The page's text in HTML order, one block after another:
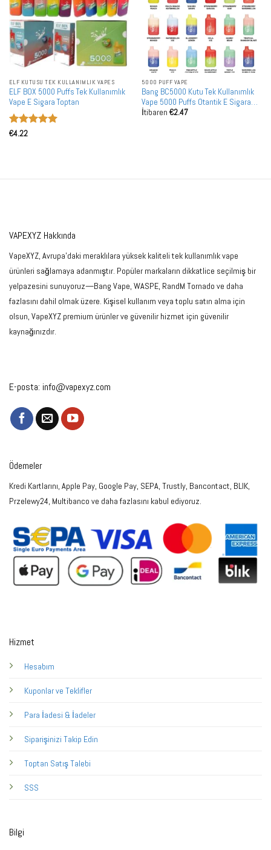
ELF KUTUSU TEK KULLANIMLIK VAPES
ELF BOX 5000 Puffs Tek Kullanımlık
Vape E Sigara Toptan
5 üzerinden
€4.22
5000 PUFF VAPE
Bang BC5000 Kutu Tek Kullanımlık
Vape 5000 Puffs Otantik E Sigara
Kalemi
İtibaren €2.47
VAPEXYZ Hakkında
VapeXYZ, Avrupa'daki meraklılara yüksek kaliteli tek kullanımlık vape
ürünleri sağlamaya adanmıştır. Popüler markaların dikkatlice seçilmiş bir
yelpazesini sunuyoruz—Bang Vape, WASPE, RandM Tornado ve daha
fazlasını dahil olmak üzere. Kişisel kullanım veya toplu satın alma için
olsun, VapeXYZ premium ürünler ve güvenilir hizmet için güvenilir
kaynağınızdır.
E-posta: info@vapexyz.com
Hizmet
Hesabım
Kuponlar ve Teklifler
Para İadesi & İadeler
Siparişinizi Takip Edin
Toptan Satış Talebi
SSS
Bilgi
Ödemeler
Kredi Kartlarını, Apple Pay, Google Pay, SEPA, Trustly, Bancontact, BLIK,
Przelewy24, Multibanco ve daha fazlasını kabul ediyoruz.